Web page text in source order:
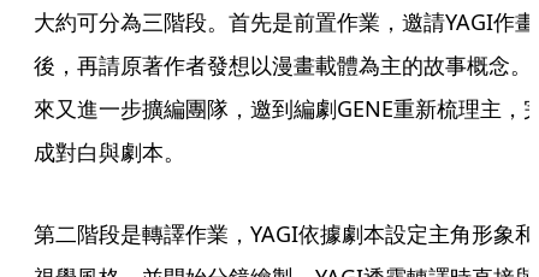
大約可分為三階段。首先是前置作業，邀請YAGI作畫
後，再請原著作者發想以漫畫載體為主的故事概念。
來又進一步擴編團隊，邀到編劇GENE重新梳理主，
成對白與劇本。
第二階段是轉譯作業，YAGI依據劇本設定主角形象和